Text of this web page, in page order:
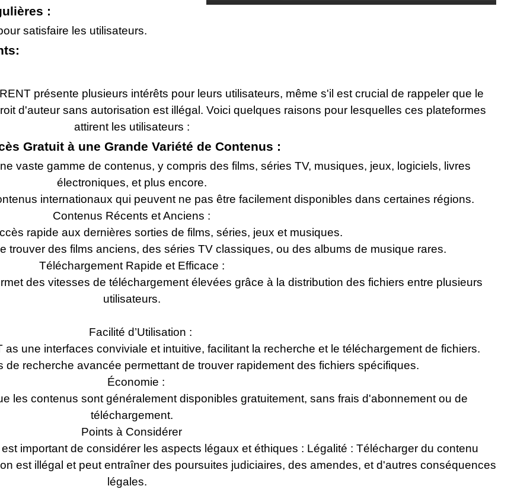
:
satisfaire les utilisateurs.
présente plusieurs intérêts pour leurs utilisateurs, même s'il est crucial de rappeler que le
d'auteur sans autorisation est illégal. Voici quelques raisons pour lesquelles ces plateformes
attirent les utilisateurs :
Gratuit à une Grande Variété de Contenus :
vaste gamme de contenus, y compris des films, séries TV, musiques, jeux, logiciels, livres
électroniques, et plus encore.
internationaux qui peuvent ne pas être facilement disponibles dans certaines régions.
Contenus Récents et Anciens :
rapide aux dernières sorties de films, séries, jeux et musiques.
trouver des films anciens, des séries TV classiques, ou des albums de musique rares.
Téléchargement Rapide et Efficace :
des vitesses de téléchargement élevées grâce à la distribution des fichiers entre plusieurs
utilisateurs.
Facilité d’Utilisation :
une interfaces conviviale et intuitive, facilitant la recherche et le téléchargement de fichiers.
de recherche avancée permettant de trouver rapidement des fichiers spécifiques.
Économie :
les contenus sont généralement disponibles gratuitement, sans frais d'abonnement ou de
téléchargement.
Points à Considérer
important de considérer les aspects légaux et éthiques : Légalité : Télécharger du contenu
est illégal et peut entraîner des poursuites judiciaires, des amendes, et d'autres conséquences
légales.